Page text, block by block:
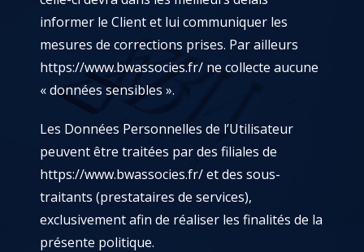
informer le Client et lui communiquer les
mesures de corrections prises. Par ailleurs
https://www.bwassocies.fr/ ne collecte aucune
« données sensibles ».
Les Données Personnelles de l’Utilisateur
peuvent être traitées par des filiales de
https://www.bwassocies.fr/et des sous-
traitants (prestataires de services),
exclusivement afin de réaliser les finalités de la
présente politique.